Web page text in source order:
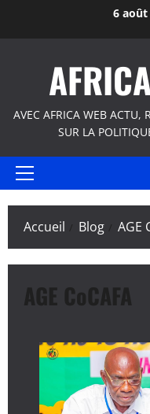
6 août
AVEC AFRICA WEB ACTU,
SUR LA
Menu
Accueil Blog AGE
AGE CoCAFA